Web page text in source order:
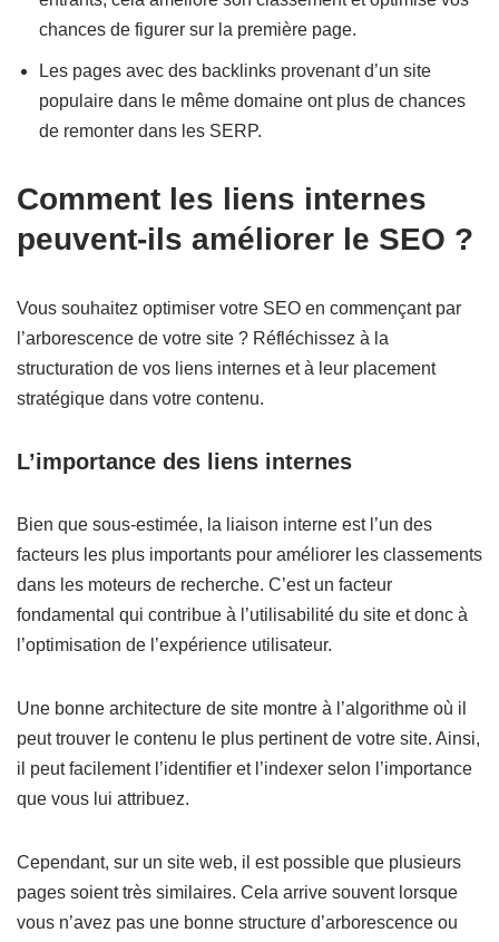
chances de figurer sur la première page.
Les pages avec des backlinks provenant d’un site
populaire dans le même domaine ont plus de chances
de remonter dans les SERP.
Comment les liens internes
peuvent-ils améliorer le SEO ?
Vous souhaitez optimiser votre SEO en commençant par
l’arborescence de votre site ? Réfléchissez à la
structuration de vos liens internes et à leur placement
stratégique dans votre contenu.
L’importance des liens internes
Bien que sous-estimée, la liaison interne est l’un des
facteurs les plus importants pour améliorer les classements
dans les moteurs de recherche. C’est un facteur
fondamental qui contribue à l’utilisabilité du site et donc à
l’optimisation de l’expérience utilisateur.
Une bonne architecture de site montre à l’algorithme où il
peut trouver le contenu le plus pertinent de votre site. Ainsi,
il peut facilement l’identifier et l’indexer selon l’importance
que vous lui attribuez.
Cependant, sur un site web, il est possible que plusieurs
pages soient très similaires. Cela arrive souvent lorsque
vous n’avez pas une bonne structure d’arborescence ou